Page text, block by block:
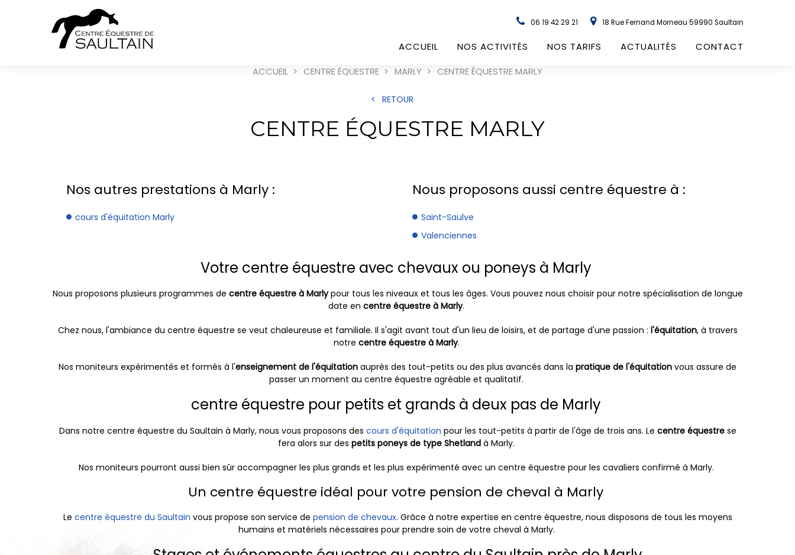
06 19 42 29 21 18 Rue Fernand Morneau 59990 Saultain
ACCUEIL NOS ACTIVITÉS NOS TARIFS ACTUALITÉS
CONTACT
ACCUEIL
CENTRE ÉQUESTRE MARLY CENTRE ÉQUESTRE MARLY
RETOUR
CENTRE ÉQUESTRE MARLY
Nos autres prestations à Marly :
cours d'équitation Marly
Nous proposons aussi centre équestre à :
Saint-Saulve
Valenciennes
Votre centre équestre avec chevaux ou poneys à Marly
Nous proposons plusieurs programmes de centre équestre à Marlypour tous les niveaux et tous les âges. Vous pouvez nous choisir pour notre spécialisation de longue
date en centre équestre à Marly.
Chez nous, l'ambiance du centre équestre se veut chaleureuse et familiale. Il s'agit avant tout d'un lieu de loisirs, et de partage d'une passion : l'équitation, à travers
notre centre équestre à Marly.
Nos moniteurs expérimentés et formés à l'enseignement de l'équitation auprès des tout-petits ou des plus avancés dans la pratique de l'équitation vous assure de
passer un moment au centre équestre agréable et qualitatif.
centre équestre pour petits et grands à deux pas de Marly
Dans notre centre équestre du Saultain à Marly, nous vous proposons des cours d'équitation pour les tout-petits à partir de l'âge de trois ans. Le centre équestrese
fera alors sur des petits poneys de type Shetland à Marly.
Nos moniteurs pourront aussi bien sûr accompagner les plus grands et les plus expérimenté avec un centre équestre pour les cavaliers confirmé à Marly.
Un centre équestre idéal pour votre pension de cheval à Marly
Le centre équestre du Saultain vous propose son service de pension de chevaux. Grâce à notre expertise en centre équestre, nous disposons de tous les moyens
humains et matériels nécessaires pour prendre soin de votre cheval à Marly.